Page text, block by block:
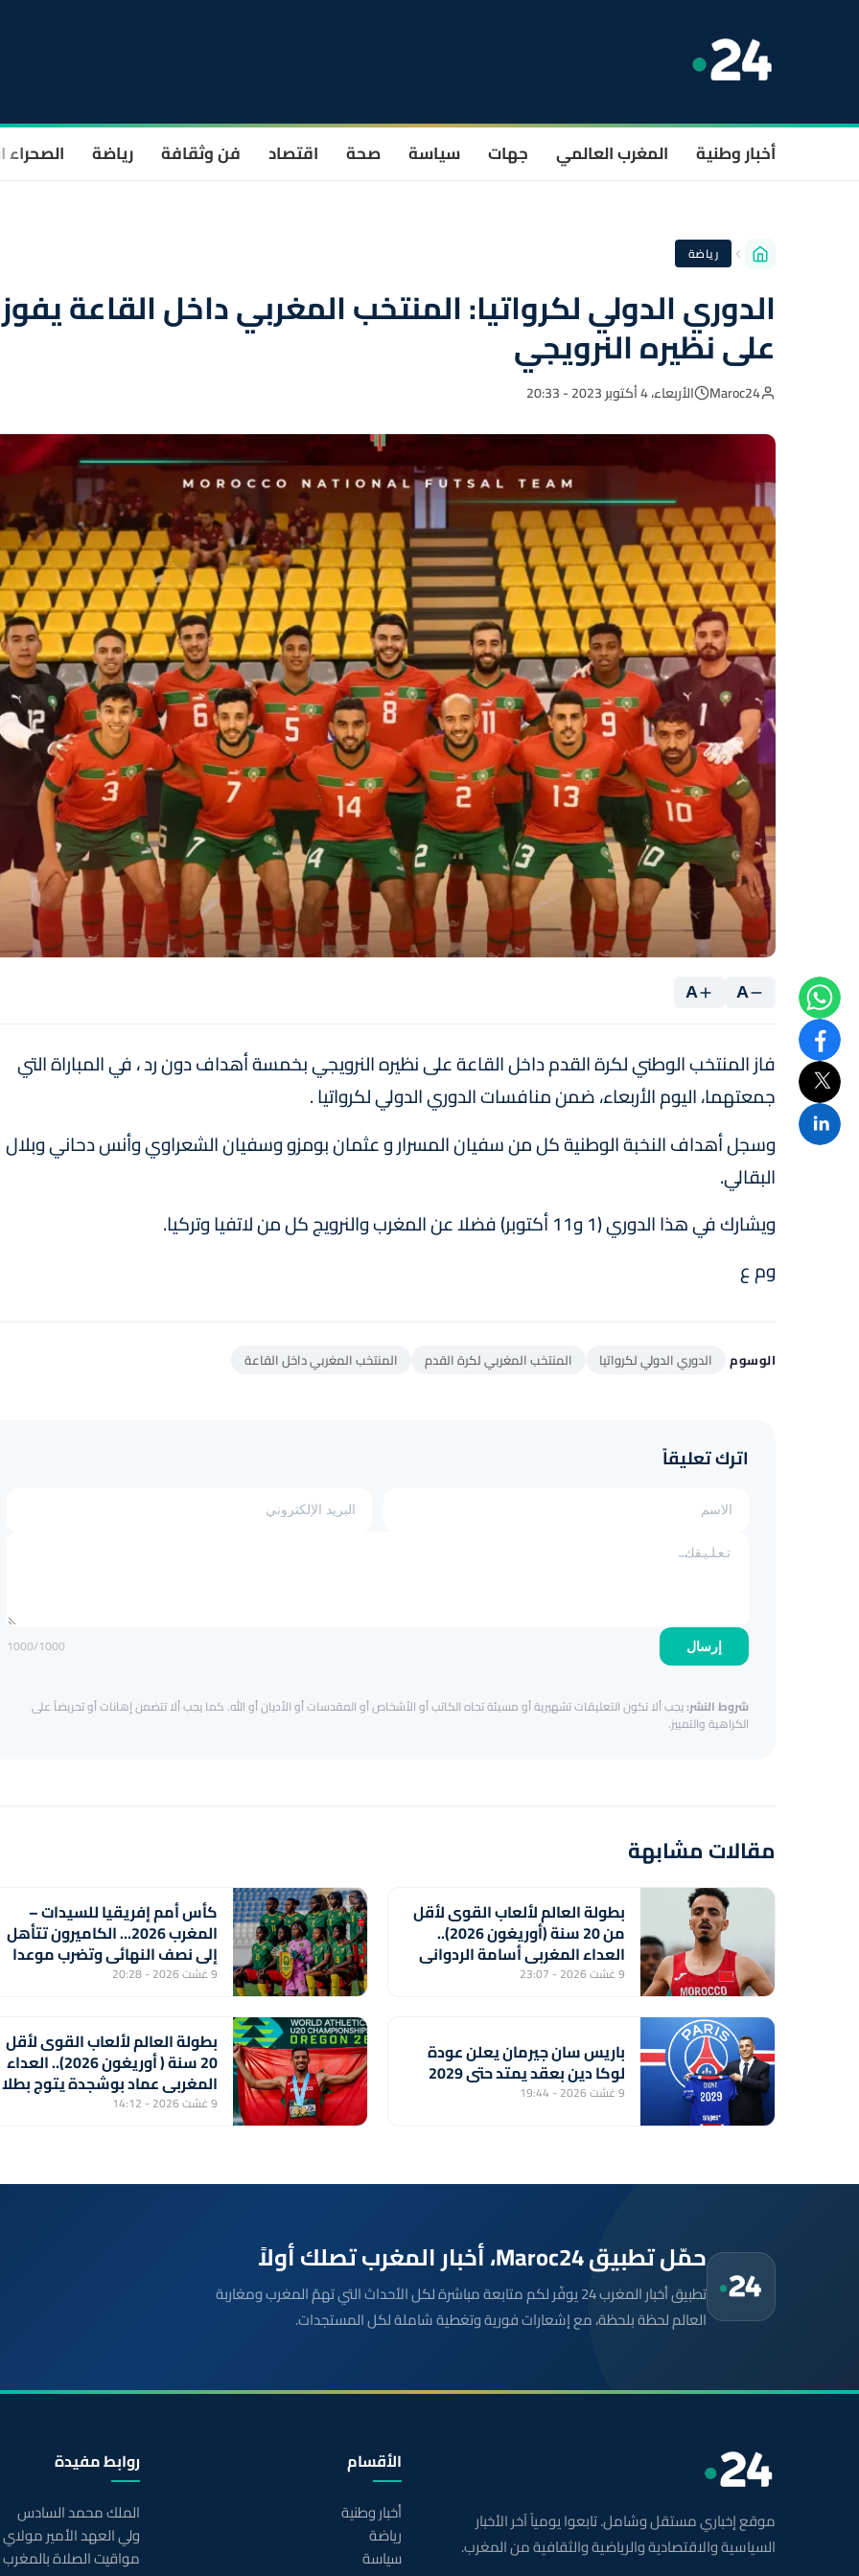
أخبار وطنية المغرب العالمي جهات سياسة صحة اقتصاد فن وثقافة رياضة الصحراء
رياضة
الدوري الدولي لكرواتيا: المنتخب المغربي داخل القاعة يفوز
على نظيره النرويجي
Maroc24 الأربعاء، 4 أكتوبر 2023 - 20:33
A
A
فاز المنتخب الوطني لكرة القدم داخل القاعة على نظيره النرويجي بخمسة أهداف دون رد ، في المباراة التي
جمعتهما، اليوم الأربعاء، ضمن منافسات الدوري الدولي لكرواتيا .
وسجل أهداف النخبة الوطنية كل من سفيان المسرار و عثمان بومزو وسفيان الشعراوي وأنس دحاني وبلال
البقالي.
ويشارك في هذا الدوري (1 و11 أكتوبر) فضلا عن المغرب والنرويج كل من لاتفيا وتركيا.
وم ع
الوسوم الدوري الدولي لكرواتيا المنتخب المغربي لكرة القدم المنتخب المغربي داخل القاعة
اترك تعليقاً
إرسال 1000/1000
شروط النشر:يجب ألا تكون التعليقات تشهيرية أو مسيئة تجاه الكاتب أو الأشخاص أو المقدسات أو الأديان أو الله. كما يجب ألا تتضمن إهانات أو تحريضاً على
الكراهية والتمييز.
مقالات مشابهة
بطولة العالم لألعاب القوى لأقل
من 20 سنة (أوريغون 2026)..
العداء المغربي أسامة الردواني
يحرز برونزية سباق 1500 متر
9 غشت 2026 - 23:07
كأس أمم إفريقيا للسيدات –
المغرب 2026... الكاميرون تتأهل
إلى نصف النهائي وتضرب موعدا
مع المنتخب المغربي
9 غشت 2026 - 20:28
باريس سان جيرمان يعلن عودة
لوكا دين بعقد يمتد حتى 2029
9 غشت 2026 - 19:44
بطولة العالم لألعاب القوى لأقل
20 سنة ( أوريغون 2026).. العداء
المغربي عماد بوشجدة يتوج بطلا
للعالم في سباق 800 متر
9 غشت 2026 - 14:12
حمّل تطبيق Maroc24، أخبار المغرب تصلك أولاً
تطبيق أخبار المغرب 24 يوفّر لكم متابعة مباشرة لكل الأحداث التي تهمّ المغرب ومغاربة
العالم لحظة بلحظة، مع إشعارات فورية وتغطية شاملة لكل المستجدات.
موقع إخباري مستقل وشامل. تابعوا يومياً آخر الأخبار
السياسية والاقتصادية والرياضية والثقافية من المغرب.
الأقسام
أخبار وطنية
رياضة
سياسة
روابط مفيدة
الملك محمد السادس
ولي العهد الأمير
مواقيت الصلاة بالمغرب